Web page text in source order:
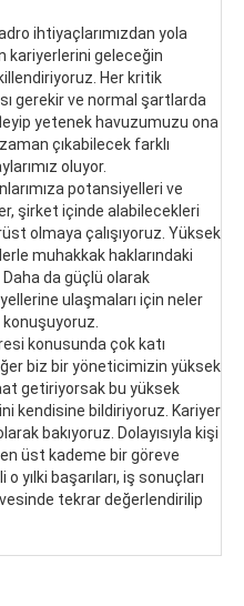
ihtiyaçlarımızdan yola
kariyerlerini geleceğin
Her kritik
gerekir ve normal şartlarda
yetenek havuzumuzu ona
çıkabilecek farklı
oluyor.
potansiyelleri ve
şirket içinde alabilecekleri
olmaya çalışıyoruz. Yüksek
muhakkak haklarındaki
da güçlü olarak
ulaşmaları için neler
konuşuyoruz.
konusunda çok katı
biz bir yöneticimizin yüksek
getiriyorsak bu yüksek
kendisine bildiriyoruz. Kariyer
bakıyoruz. Dolayısıyla kişi
üst kademe bir göreve
yılki başarıları, iş sonuçları
tekrar değerlendirilip